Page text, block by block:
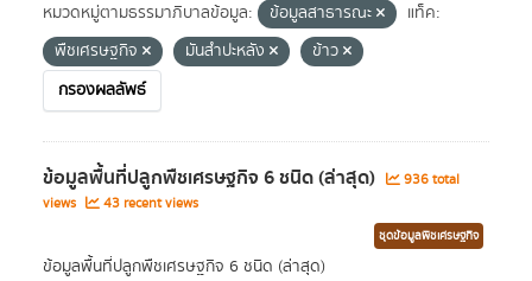
หมวดหมู่ตามธรรมาภิบาลข้อมูล: ข้อมูลสาธารณะ
แท็ค:
พืชเศรษฐกิจ
มันสำปะหลัง
ข้าว
กรองผลลัพธ์
ข้อมูลพื้นที่ปลูกพืชเศรษฐกิจ 6 ชนิด (ล่าสุด)
936 total
views
43 recent views
ชุดข้อมูลพืชเศรษฐกิจ
ข้อมูลพื้นที่ปลูกพืชเศรษฐกิจ 6 ชนิด (ล่าสุด)